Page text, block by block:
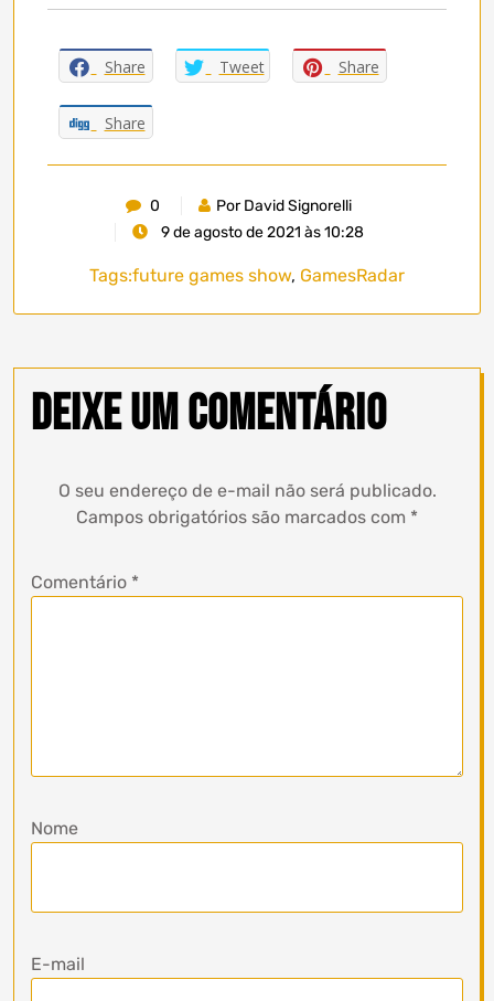
Share Tweet Share
Share
0
Por David Signorelli
9 de agosto de 2021 às 10:28
Tags:future games show, GamesRadar
Deixe um comentário
O seu endereço de e-mail não será publicado.
Campos obrigatórios são marcados com *
Comentário *
Nome
E-mail